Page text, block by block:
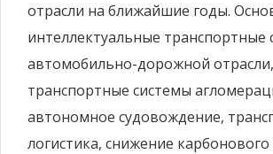
отрасли на ближайшие годы.
интеллектуальные транспортные
автомобильно-дорожной отрасли,
транспортные системы
автономное судовождение,
логистика, снижение карбонового